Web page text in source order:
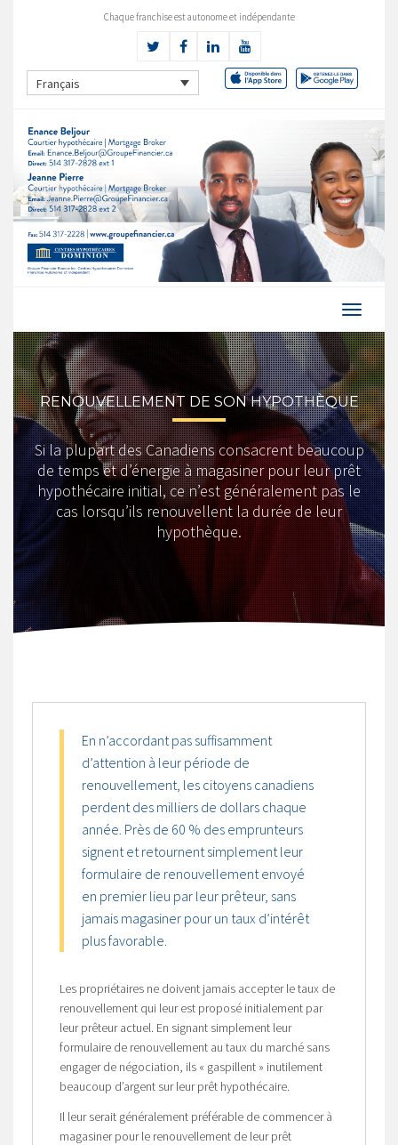
Chaque franchise est autonome et indépendante
Français
RENOUVELLEMENT DE SON HYPOTHÈQUE
Si la plupart des Canadiens consacrent beaucoup
de temps et d’énergie à magasiner pour leur prêt
hypothécaire initial, ce n’est généralement pas le
cas lorsqu’ils renouvellent la durée de leur
hypothèque.
En n’accordant pas suffisamment
d’attention à leur période de
renouvellement, les citoyens canadiens
perdent des milliers de dollars chaque
année. Près de 60 % des emprunteurs
signent et retournent simplement leur
formulaire de renouvellement envoyé
en premier lieu par leur prêteur, sans
jamais magasiner pour un taux d’intérêt
plus favorable.
Les propriétaires ne doivent jamais accepter le taux de
renouvellement qui leur est proposé initialement par
leur prêteur actuel. En signant simplement leur
formulaire de renouvellement au taux du marché sans
engager de négociation, ils « gaspillent » inutilement
beaucoup d’argent sur leur prêt hypothécaire.
Il leur serait généralement préférable de commencer à
magasiner pour le renouvellement de leur prêt